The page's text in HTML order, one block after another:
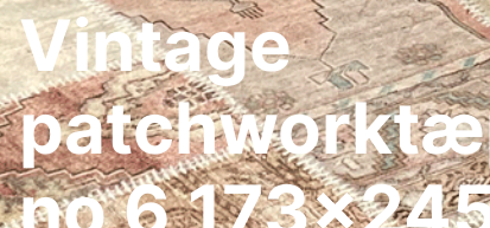
Vintage
no 6